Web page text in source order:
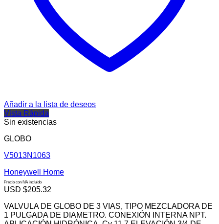
Añadir a la lista de deseos
Vista Rápida
Sin existencias
GLOBO
V5013N1063
Honeywell Home
Precio con IVA incluido
USD $205.32
VALVULA DE GLOBO DE 3 VIAS, TIPO MEZCLADORA DE
1 PULGADA DE DIAMETRO. CONEXIÓN INTERNA NPT.